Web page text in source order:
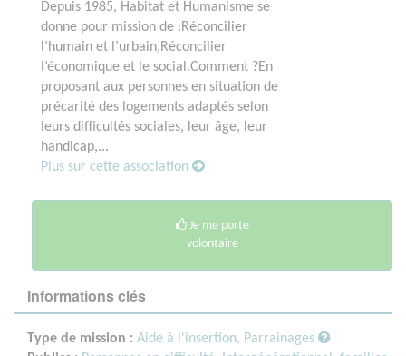
Depuis 1985, Habitat et Humanisme se
donne pour mission de :Réconcilier
l’humain et l’urbain,Réconcilier
l’économique et le social.Comment ?En
proposant aux personnes en situation de
précarité des logements adaptés selon
leurs difficultés sociales, leur âge, leur
handicap,...
Plus sur cette association
Je me porte
volontaire
Informations clés
Type de mission : Aide à l'insertion, Parrainages